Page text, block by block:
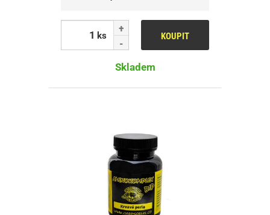
ks KOUPIT
Skladem